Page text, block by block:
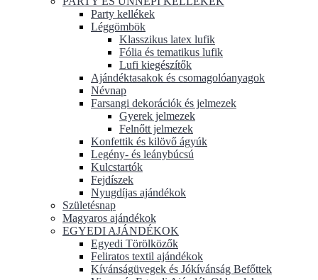
Party kellékek
Léggömbök
Klasszikus latex lufik
Fólia és tematikus lufik
Lufi kiegészítők
Ajándéktasakok és csomagolóanyagok
Névnap
Farsangi dekorációk és jelmezek
Gyerek jelmezek
Felnőtt jelmezek
Konfettik és kilövő ágyúk
Legény- és leánybúcsú
Kulcstartók
Fejdíszek
Nyugdíjas ajándékok
Születésnap
Magyaros ajándékok
EGYEDI AJÁNDÉKOK
Egyedi Törölközők
Feliratos textil ajándékok
Kívánságüvegek és Jókívánság Befőttek